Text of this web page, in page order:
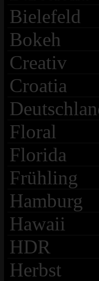
Bielefeld
Bokeh
Creativ
Croatia
Floral
Florida
Frühling
Hamburg
Hawaii
HDR
Herbst